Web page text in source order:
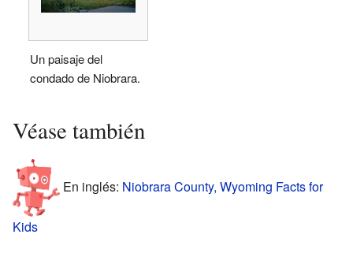
Un paisaje del
condado de Niobrara.
Véase también
En inglés: Niobrara County, Wyoming Facts for
Kids